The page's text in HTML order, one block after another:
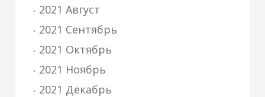
2021 Август
2021 Сентябрь
2021 Октябрь
2021 Ноябрь
2021 Декабрь